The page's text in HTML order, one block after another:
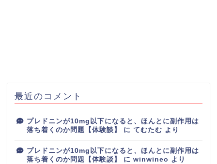
最近のコメント
プレドニンが10mg以下になると、ほんとに副作用は
落ち着くのか問題【体験談】
に てむたむ より
プレドニンが10mg以下になると、ほんとに副作用は
落ち着くのか問題【体験談】
に winwineo より